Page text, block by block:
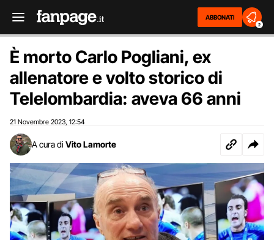
ABBONATI
2
È morto Carlo Pogliani, ex
allenatore e volto storico di
Telelombardia: aveva 66 anni
21 Novembre 2023 12:54
A cura di Vito Lamorte